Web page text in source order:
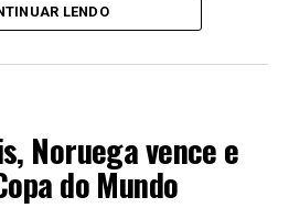
LENDO
Noruega vence e
do Mundo